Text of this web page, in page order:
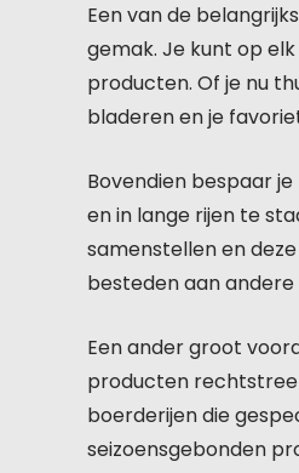
Een van de
gemak. Je kunt op
producten. Of je nu
bladeren en je
Bovendien bespaar
en in lange rijen te
samenstellen en
besteden aan andere
Een ander groot
producten
boerderijen die
seizoensgebonden